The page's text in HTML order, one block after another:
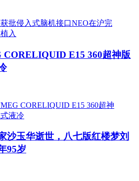
CORELIQUID E15 360超神版
沙玉华逝世，八七版红楼梦刘
95岁